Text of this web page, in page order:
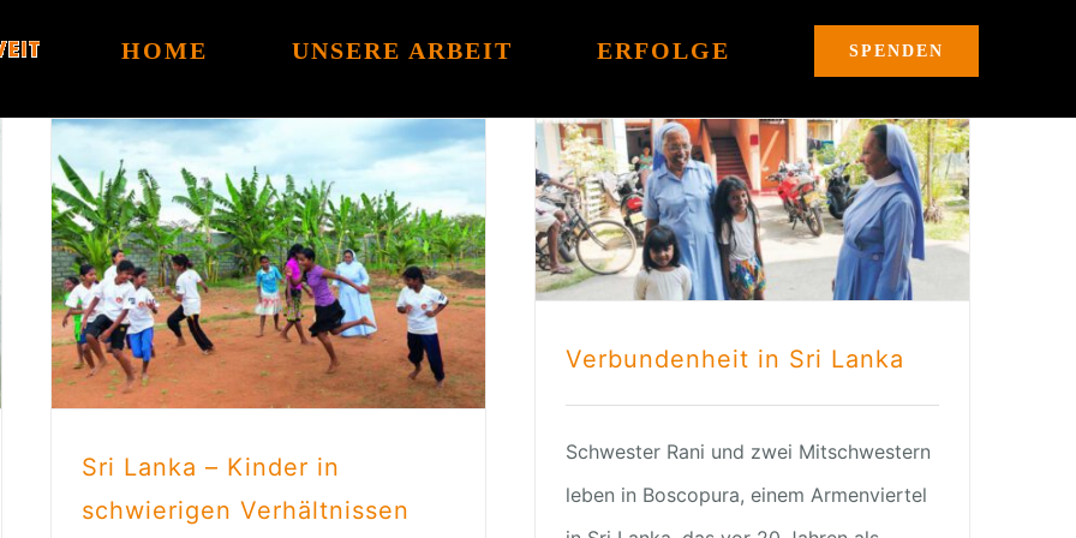
HOME UNSERE ARBEIT ERFOLGE SPENDEN
Sri Lanka – Kinder in
schwierigen Verhältnissen
Sri Lanka – Kinder in
schwierigen Verhältnissen
Verbundenheit in Sri Lanka
Schwester Rani und zwei Mitschwestern
leben in Boscopura, einem Armenviertel